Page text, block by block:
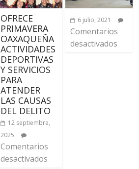
OFRECE
PRIMAVERA
OAXAQUEÑA
ACTIVIDADES
DEPORTIVAS
Y SERVICIOS
PARA
ATENDER
LAS CAUSAS
DEL DELITO
12 septiembre,
2025
Comentarios
desactivados
6 julio, 2021
Comentarios
desactivados